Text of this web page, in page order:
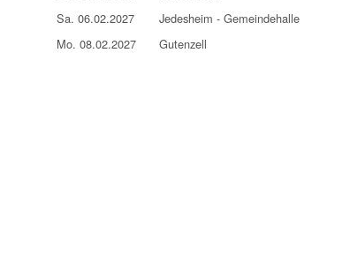
Sa. 06.02.2027
Jedesheim - Gemeindehalle
Mo. 08.02.2027
Gutenzell